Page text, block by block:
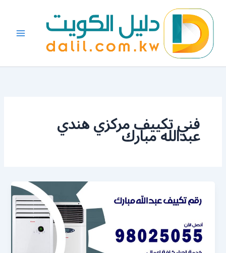
المحتوى
فني تكييف مركزي هندي
عبدالله مبارك